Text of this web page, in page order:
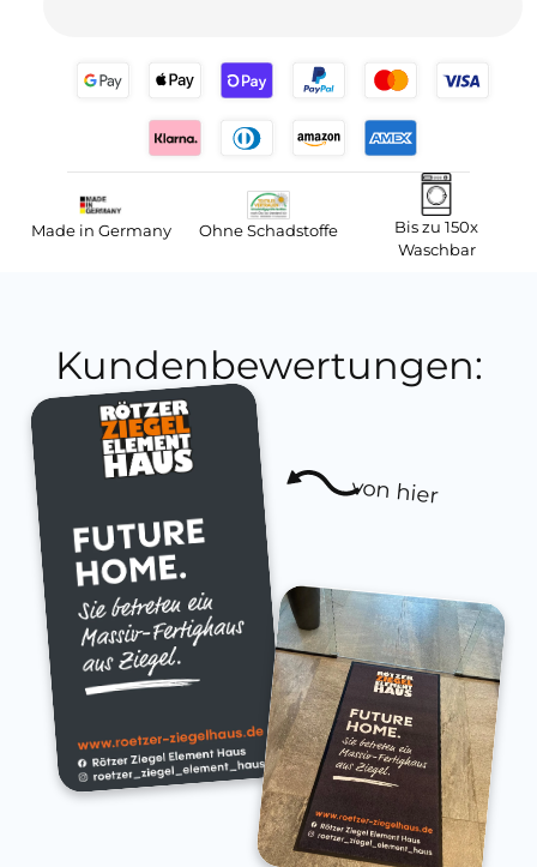
Made in Germany Ohne Schadstoffe
Bis zu 150x
Waschbar
Kundenbewertungen:
von hier